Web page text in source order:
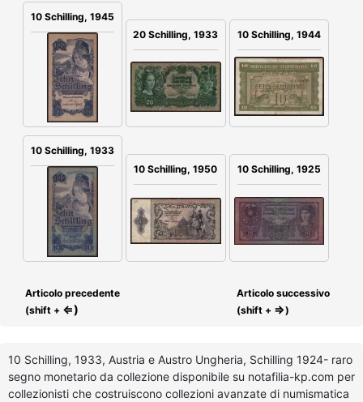
10 Schilling, 1945
20 Schilling, 1933
10 Schilling, 1944
10 Schilling, 1933
10 Schilling, 1950
10 Schilling, 1925
Articolo precedente
(shift + ⇐)
Articolo successivo
(shift + ⇒)
10 Schilling, 1933, Austria e Austro Ungheria, Schilling 1924- raro
segno monetario da collezione disponibile su notafilia-kp.com per
collezionisti che costruiscono collezioni avanzate di numismatica